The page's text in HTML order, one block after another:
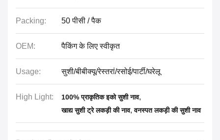
Packing: 50 पीसी / पैक
OEM: पैकिंग के लिए स्वीकृत
Usage: सुशी/बीबीक्यू/रेस्तरां/रसोई/पार्टी/घरेलू
High Light: 100% प्राकृतिक इको सुशी नाव,
खाद्य सुशी ट्रे लकड़ी की नाव,वनस्पत लकड़ी की सुशी नाव